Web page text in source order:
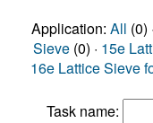
Application: All (0)
Sieve (0) · 15e
16e Lattice Sieve
Task name: